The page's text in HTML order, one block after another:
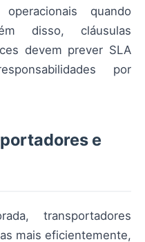
quando
disso, cláusulas
devem prever SLA
por
e
transportadores
mais eficientemente,